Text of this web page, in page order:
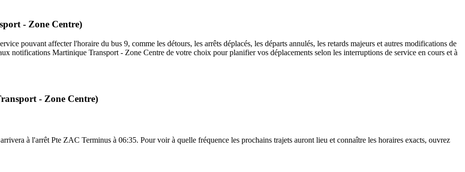
- Zone Centre)
pouvant affecter l'horaire du bus 9, comme les détours, les arrêts déplacés, les départs annulés, les retards majeurs et autres modifications de
notifications Martinique Transport - Zone Centre de votre choix pour planifier vos déplacements selon les interruptions de service en cours et à
- Zone Centre)
à l'arrêt Pte ZAC Terminus à 06:35. Pour voir à quelle fréquence les prochains trajets auront lieu et connaître les horaires exacts, ouvrez